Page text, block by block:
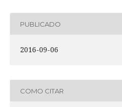
PUBLICADO
2016-09-06
COMO CITAR